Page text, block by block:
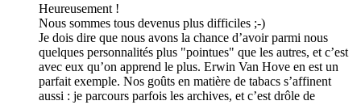
Heureusement !
Nous sommes tous devenus plus difficiles ;-)
Je dois dire que nous avons la chance d’avoir parmi nous
quelques personnalités plus "pointues" que les autres, et c’est
avec eux qu’on apprend le plus. Erwin Van Hove en est un
parfait exemple. Nos goûts en matière de tabacs s’affinent
aussi : je parcours parfois les archives, et c’est drôle de